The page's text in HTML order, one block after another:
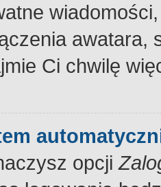
Ci chwilę
opcji